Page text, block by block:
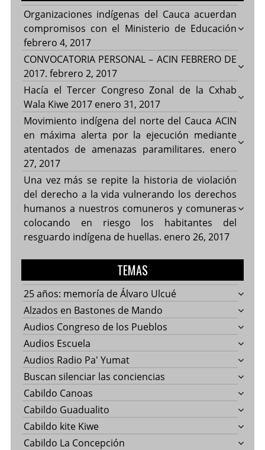
Organizaciones indígenas del Cauca acuerdan
compromisos con el Ministerio de Educación
febrero 4, 2017
CONVOCATORIA PERSONAL – ACIN FEBRERO DE
2017. febrero 2, 2017
Hacía el Tercer Congreso Zonal de la Cxhab
Wala Kiwe 2017 enero 31, 2017
Movimiento indígena del norte del Cauca ACIN
en máxima alerta por la ejecución mediante
atentados de amenazas paramilitares. enero
27, 2017
Una vez más se repite la historia de violación
del derecho a la vida vulnerando los derechos
humanos a nuestros comuneros y comuneras
colocando en riesgo los habitantes del
resguardo indígena de huellas. enero 26, 2017
TEMAS
25 años: memoría de Álvaro Ulcué
Alzados en Bastones de Mando
Audios Congreso de los Pueblos
Audios Escuela
Audios Radio Pa' Yumat
Buscan silenciar las conciencias
Cabildo Canoas
Cabildo Guadualito
Cabildo kite Kiwe
Cabildo La Concepción